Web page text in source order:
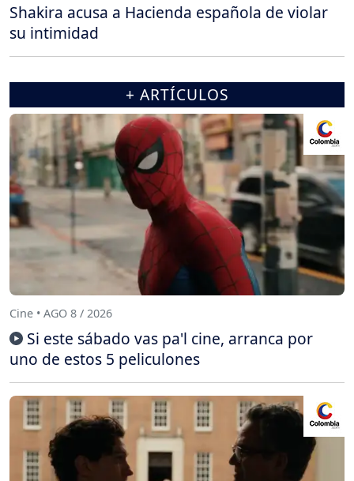
Shakira acusa a Hacienda española de violar
su intimidad
+ ARTÍCULOS
Cine • AGO 8 / 2026
Si este sábado vas pa'l cine, arranca por
uno de estos 5 peliculones